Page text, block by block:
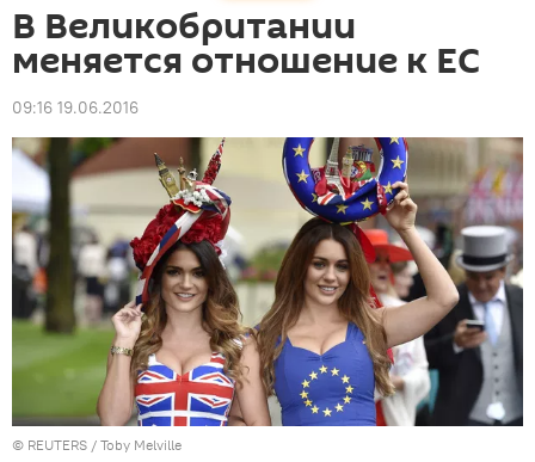
В Великобритании
меняется отношение к ЕС
09:16 19.06.2016
© REUTERS / Toby Melville